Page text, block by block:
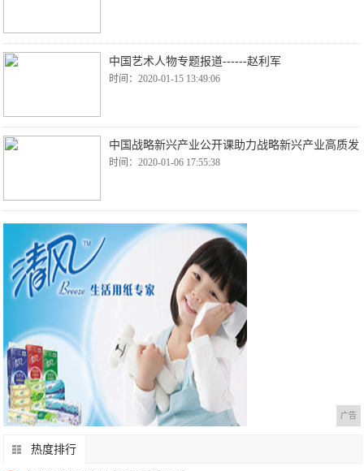
中国艺术人物专题报道------赵利军
时间：2020-01-15 13:49:06
中国战略新兴产业公开课助力战略新兴产业高质发
时间：2020-01-06 17:55:38
广告
热度排行